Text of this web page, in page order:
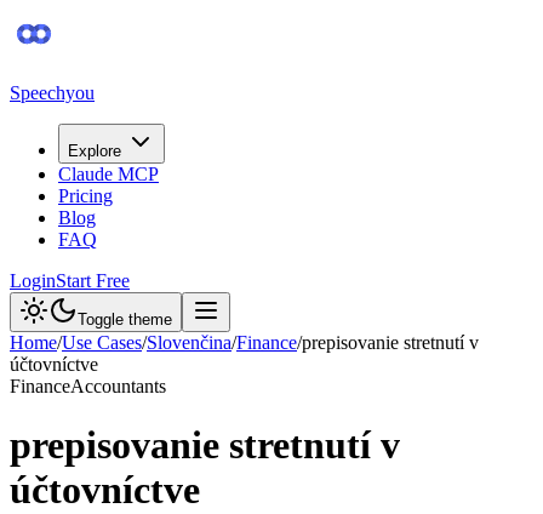
Speechyou
Explore
Claude MCP
Pricing
Blog
FAQ
LoginStart Free
Toggle theme
Home/Use Cases/Slovenčina/Finance/prepisovanie stretnutí v
účtovníctve
FinanceAccountants
prepisovanie stretnutí v
účtovníctve